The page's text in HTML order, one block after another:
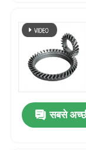
सीएनसी मशीन गियर
रोबोट गियर
हाइपोइड गियर
सबसे